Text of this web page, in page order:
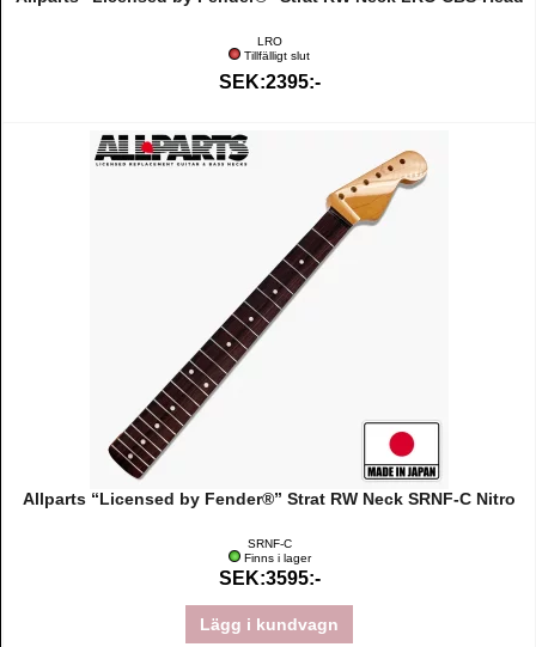
LRO
Tillfälligt slut
SEK:2395:-
Allparts “Licensed by Fender®” Strat RW Neck SRNF-C Nitro
SRNF-C
Finns i lager
SEK:3595:-
Lägg i kundvagn